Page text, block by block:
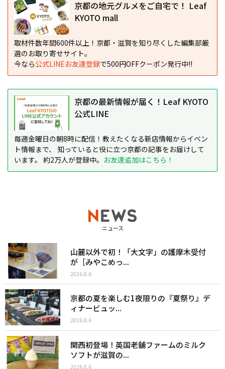
京都の地元グルメをご自宅で！ Leaf
KYOTO mall
取材件数年間600件以上！京都・滋賀を知り尽くした編集部厳
選のお取り寄せサイト。
今なら公式LINEお友達登録で500円OFFクーポン発行中!!
京都の最新情報が届く！Leaf KYOTO
公式LINE
毎週金曜日の朝8時に配信！教えたくなる新店情報からイベン
ト情報まで、 知っていると役に立つ京都の記事をお届けして
います。 約2万人が登録中。 お友達追加はこちら！
ニュース
山麓以外で初！「大文字」の護摩木受付
が［みやこめっ...
2026.8.6
京都の夏を楽しむ1夜限りの『夏祭り』デ
ィナービュッ...
2026.8.6
関西初登場！英国老舗ファームのミルク
ソフトが滋賀の...
2026.8.6